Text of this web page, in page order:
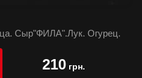
Сыр"ФИЛА".Лук. Огурец.
210грн.